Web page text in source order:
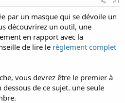
par un masque qui se dévoile un
découvrirez un outil, une
en rapport avec la
de lire le règlement complet
vous devrez être le premier à
de ce sujet. une seule